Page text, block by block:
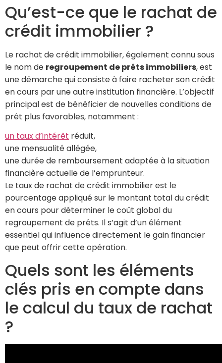
Qu’est-ce que le rachat de
crédit immobilier ?
Le rachat de crédit immobilier, également connu sous
le nom de regroupement de prêts immobiliers, est
une démarche qui consiste à faire racheter son crédit
en cours par une autre institution financière. L’objectif
principal est de bénéficier de nouvelles conditions de
prêt plus favorables, notamment :
un taux d’intérêt réduit,
une mensualité allégée,
une durée de remboursement adaptée à la situation
financière actuelle de l’emprunteur.
Le taux de rachat de crédit immobilier est le
pourcentage appliqué sur le montant total du crédit
en cours pour déterminer le coût global du
regroupement de prêts. Il s’agit d’un élément
essentiel qui influence directement le gain financier
que peut offrir cette opération.
Quels sont les éléments
clés pris en compte dans
le calcul du taux de rachat
?